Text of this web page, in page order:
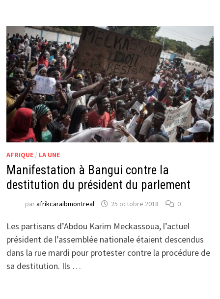
AFRIQUE/ LA UNE
Manifestation à Bangui contre la
destitution du président du parlement
parafrikcaraibmontreal 25 octobre 2018 0
Les partisans d’Abdou Karim Meckassoua, l’actuel
président de l’assemblée nationale étaient descendus
dans la rue mardi pour protester contre la procédure de
sa destitution. Ils …